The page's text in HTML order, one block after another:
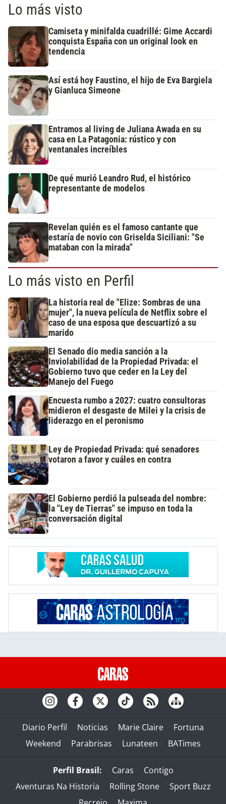
Lo más visto
Camiseta y minifalda cuadrillé: Gime Accardi
conquista España con un original look en
tendencia
Así está hoy Faustino, el hijo de Eva Bargiela
y Gianluca Simeone
Entramos al living de Juliana Awada en su
casa en La Patagonia: rústico y con
ventanales increíbles
De qué murió Leandro Rud, el histórico
representante de modelos
Revelan quién es el famoso cantante que
estaría de novio con Griselda Siciliani: "Se
mataban con la mirada"
Lo más visto en Perfil
La historia real de "Elize: Sombras de una
mujer", la nueva película de Netflix sobre el
caso de una esposa que descuartizó a su
marido
El Senado dio media sanción a la
Inviolabilidad de la Propiedad Privada: el
Gobierno tuvo que ceder en la Ley del
Manejo del Fuego
Encuesta rumbo a 2027: cuatro consultoras
midieron el desgaste de Milei y la crisis de
liderazgo en el peronismo
Ley de Propiedad Privada: qué senadores
votaron a favor y cuáles en contra
El Gobierno perdió la pulseada del nombre:
la "Ley de Tierras" se impuso en toda la
conversación digital
Diario Perfil Noticias Marie Claire
Fortuna
Weekend
Parabrisas Lunateen BATimes
Perfil Brasil: Caras
Contigo
Aventuras Na Historia
Rolling Stone
Sport Buzz